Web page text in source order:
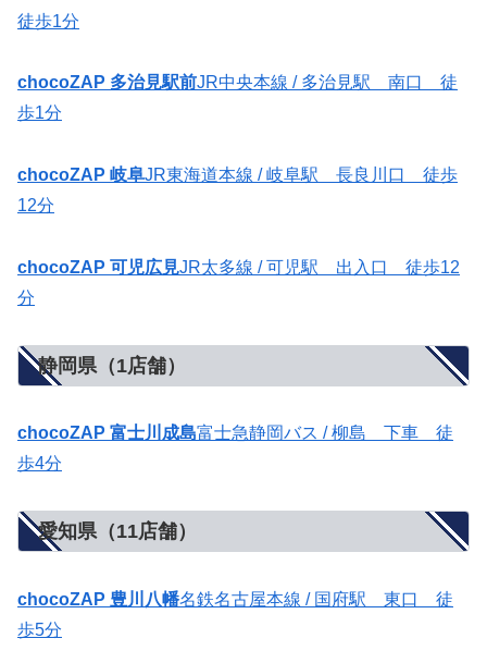
徒歩1分
chocoZAP 多治見駅前JR中央本線 / 多治見駅 南口 徒
歩1分
chocoZAP 岐阜JR東海道本線 / 岐阜駅 長良川口 徒歩
12分
chocoZAP 可児広見JR太多線 / 可児駅 出入口 徒歩12
分
静岡県（1店舗）
chocoZAP 富士川成島富士急静岡バス / 柳島 下車 徒
歩4分
愛知県（11店舗）
chocoZAP 豊川八幡名鉄名古屋本線 / 国府駅 東口 徒
歩5分